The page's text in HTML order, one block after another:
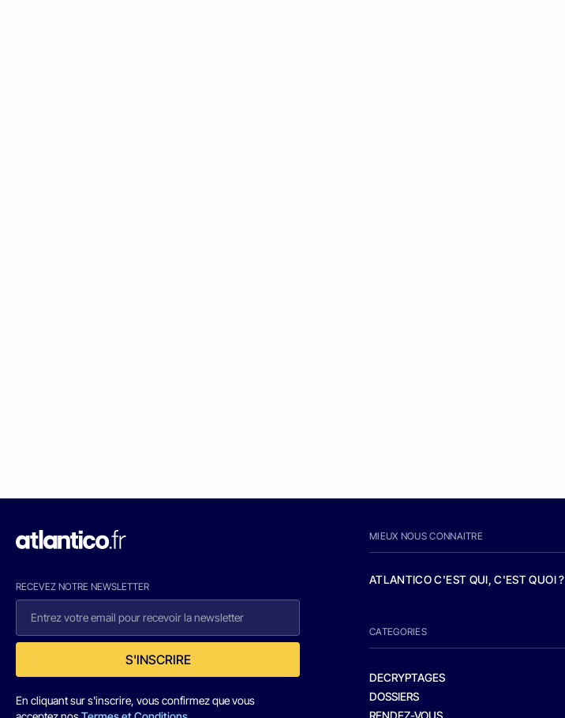
RECEVEZ NOTRE NEWSLETTER
S'INSCRIRE
En cliquant sur s'inscrire, vous confirmez que vous
MIEUX NOUS CONNAITRE
ATLANTICO C'EST QUI, C'EST QUOI ?
CATEGORIES
DECRYPTAGES
DOSSIERS
RENDEZ-VOUS